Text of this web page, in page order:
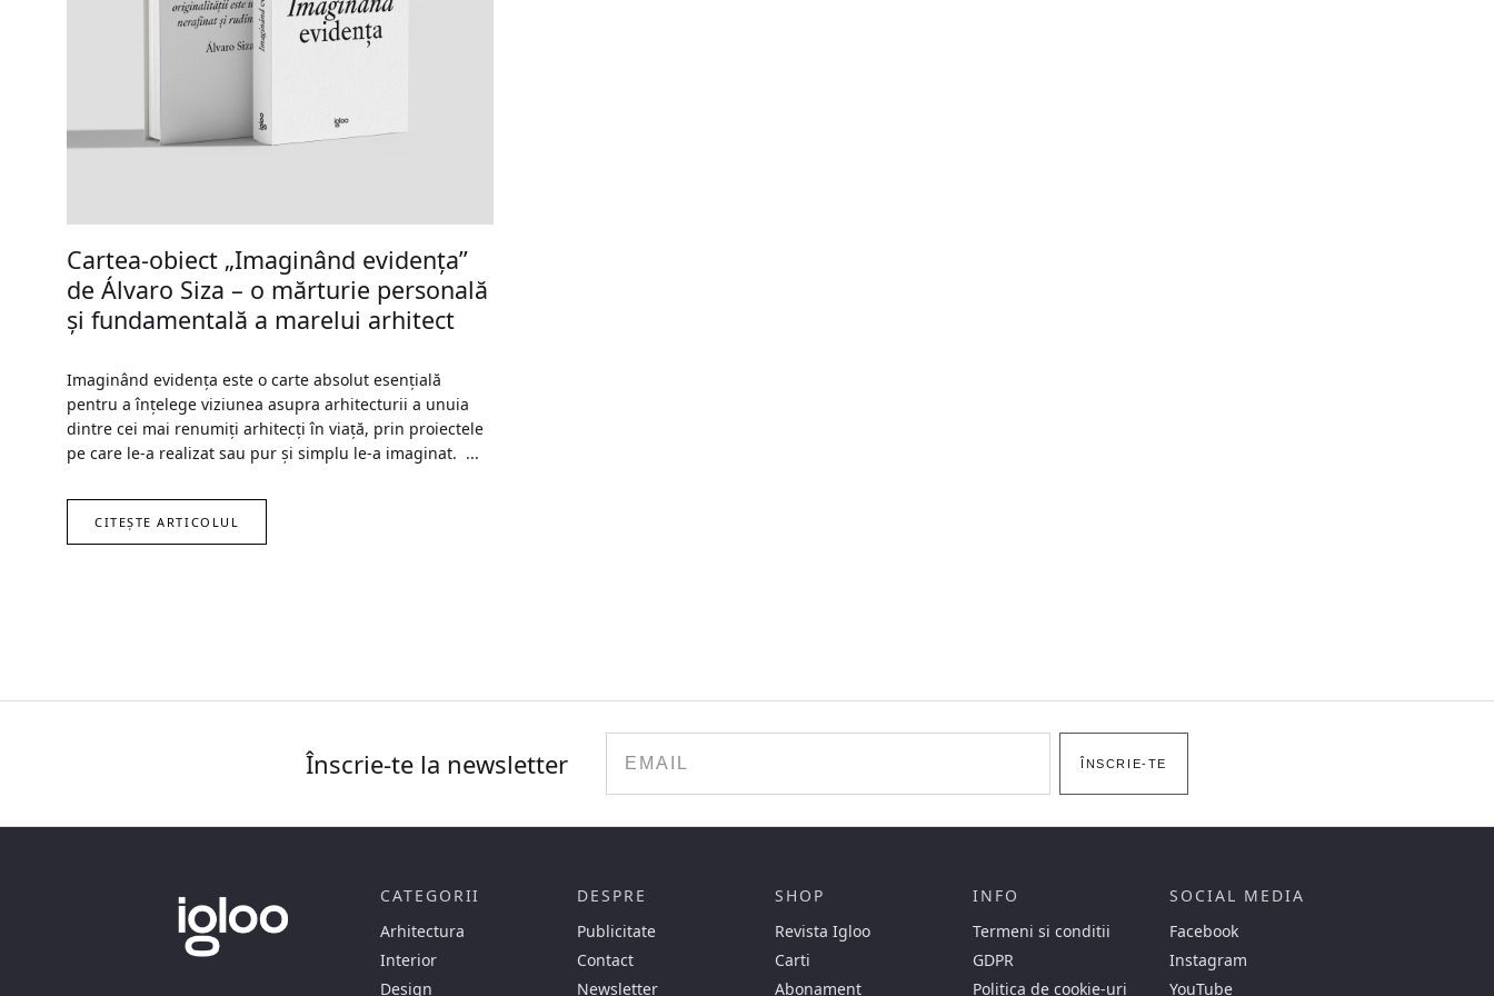
Cartea-obiect „Imaginând evidența”
de Álvaro Siza – o mărturie personală
și fundamentală a marelui arhitect
Imaginând evidența este o carte absolut esențială
pentru a înțelege viziunea asupra arhitecturii a unuia
dintre cei mai renumiți arhitecți în viață, prin proiectele
pe care le-a realizat sau pur și simplu le-a imaginat. ...
CITEȘTE ARTICOLUL
Înscrie-te la newsletter ÎNSCRIE-TE
CATEGORII
Arhitectura
Interior
Design
DESPRE
Publicitate
Contact
Newsletter
SHOP
Revista Igloo
Carti
Abonament
INFO
Termeni si conditii
GDPR
Politica de cookie-uri
SOCIAL MEDIA
Facebook
Instagram
YouTube